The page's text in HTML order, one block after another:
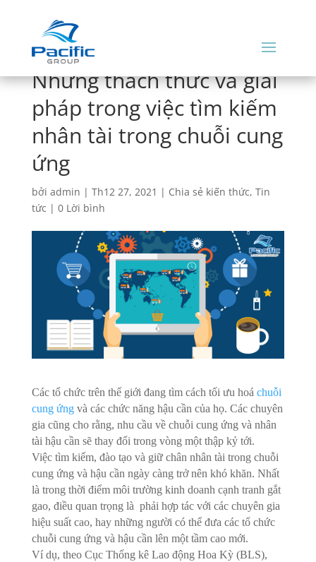
Những thách thức và giải
pháp trong việc tìm kiếm
nhân tài trong chuỗi cung
ứng
bởi admin | Th12 27, 2021 | Chia sẻ kiến thức, Tin
tức | 0 Lời bình
Các tổ chức trên thế giới đang tìm cách tối ưu hoá chuỗi
cung ứngvà các chức năng hậu cần của họ. Các chuyên
gia cũng cho rằng, nhu cầu về chuỗi cung ứng và nhân
tài hậu cần sẽ thay đổi trong vòng một thập kỷ tới.
Việc tìm kiếm, đào tạo và giữ chân nhân tài trong chuỗi
cung ứng và hậu cần ngày càng trở nên khó khăn. Nhất
là trong thời điểm môi trường kinh doanh cạnh tranh gắt
gao, điều quan trọng là phải hợp tác với các chuyên gia
hiệu suất cao, hay những người có thể đưa các tổ chức
chuỗi cung ứng và hậu cần lên một tầm cao mới.
Ví dụ, theo Cục Thống kê Lao động Hoa Kỳ (BLS),